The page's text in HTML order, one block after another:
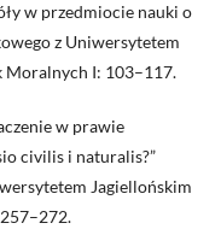
w przedmiocie nauki o
z Uniwersytetem
Moralnych I: 103–117.
w prawie
civilis i naturalis?”
Jagiellońskim